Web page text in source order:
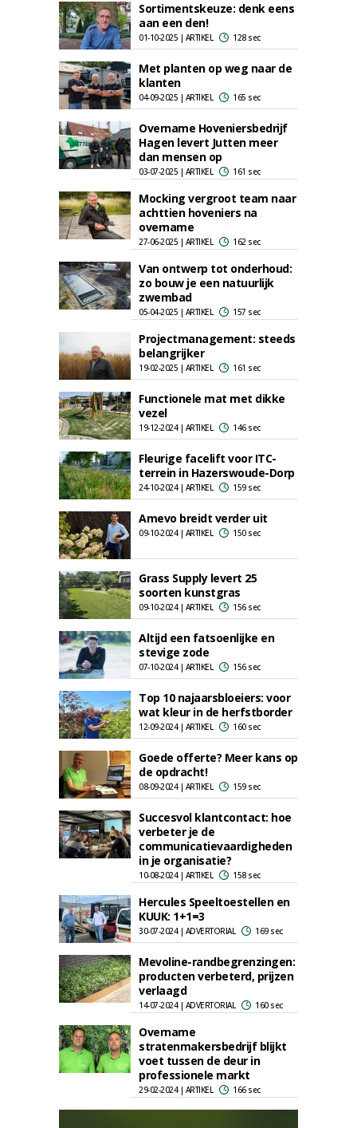
Sortimentskeuze: denk eens
aan een den!
01-10-2025 | ARTIKEL 128 sec
Met planten op weg naar de
klanten
04-09-2025 | ARTIKEL 165 sec
Overname Hoveniersbedrijf
Hagen levert Jutten meer
dan mensen op
03-07-2025 | ARTIKEL 161 sec
Mocking vergroot team naar
achttien hoveniers na
overname
27-06-2025 | ARTIKEL 162 sec
Van ontwerp tot onderhoud:
zo bouw je een natuurlijk
zwembad
05-04-2025 | ARTIKEL 157 sec
Projectmanagement: steeds
belangrijker
19-02-2025 | ARTIKEL 161 sec
Functionele mat met dikke
vezel
19-12-2024 | ARTIKEL 146 sec
Fleurige facelift voor ITC-
terrein in Hazerswoude-Dorp
24-10-2024 | ARTIKEL 159 sec
Amevo breidt verder uit
09-10-2024 | ARTIKEL 150 sec
Grass Supply levert 25
soorten kunstgras
09-10-2024 | ARTIKEL 156 sec
Altijd een fatsoenlijke en
stevige zode
07-10-2024 | ARTIKEL 156 sec
Top 10 najaarsbloeiers: voor
wat kleur in de herfstborder
12-09-2024 | ARTIKEL 160 sec
Goede offerte? Meer kans op
de opdracht!
08-09-2024 | ARTIKEL 159 sec
Succesvol klantcontact: hoe
verbeter je de
communicatievaardigheden
in je organisatie?
10-08-2024 | ARTIKEL 158 sec
Hercules Speeltoestellen en
KUUK: 1+1=3
30-07-2024 | ADVERTORIAL 169 sec
Mevoline-randbegrenzingen:
producten verbeterd, prijzen
verlaagd
14-07-2024 | ADVERTORIAL 160 sec
Overname
stratenmakersbedrijf blijkt
voet tussen de deur in
professionele markt
29-02-2024 | ARTIKEL 166 sec